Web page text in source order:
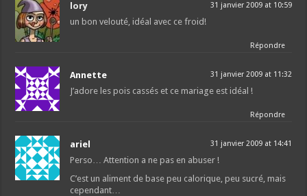
lory 31 janvier 2009 at 10:59
un bon velouté, idéal avec ce froid!
Répondre
Annette 31 janvier 2009 at 11:32
J’adore les pois cassés et ce mariage est idéal !
Répondre
ariel 31 janvier 2009 at 14:41
Perso… Attention a ne pas en abuser !
C’est un aliment de base peu calorique, peu sucré, mais
cependant…